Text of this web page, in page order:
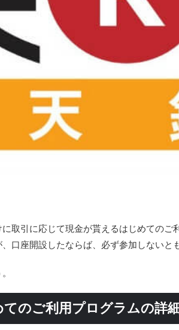
取引に応じて現金が貰えるはじめてのご
口座開設したならば、必ず参加しないと
のご利用プログラムの詳